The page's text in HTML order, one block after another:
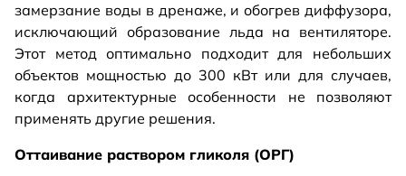
замерзание воды в дренаже, и обогрев диффузора,
исключающий образование льда на вентиляторе.
Этот метод оптимально подходит для небольших
объектов мощностью до 300 кВт или для случаев,
когда архитектурные особенности не позволяют
применять другие решения.
Оттаивание раствором гликоля (ОРГ)